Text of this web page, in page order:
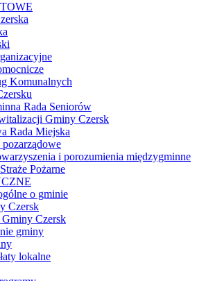
Komunalnych
Rada Seniorów
Gminy Czersk
Rada Miejska
i porozumienia międzygminne
Pożarne
o gminie
Czersk
Czersk
gminy
lokalne